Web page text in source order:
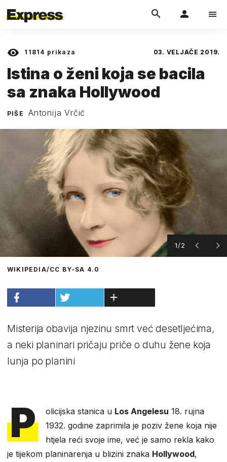
11814 prikaza 03. VELJAČE 2019.
Istina o ženi koja se bacila
sa znaka Hollywood
PIŠE Antonija Vrčić
1/2
WIKIPEDIA/CC BY-SA 4.0
Misterija obavija njezinu smrt već desetljećima,
a neki planinari pričaju priče o duhu žene koja
lunja po planini
P olicijska stanica u Los Angelesu 18. rujna
1932. godine zaprimila je poziv žene koja nije
htjela reći svoje ime, već je samo rekla kako
je tijekom planinarenja u blizini znaka Hollywood,